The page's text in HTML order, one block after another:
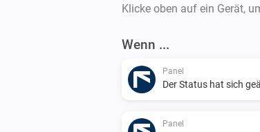
Klicke oben auf ein Gerät,
Wenn ...
Panel
Der Status hat sich
Panel